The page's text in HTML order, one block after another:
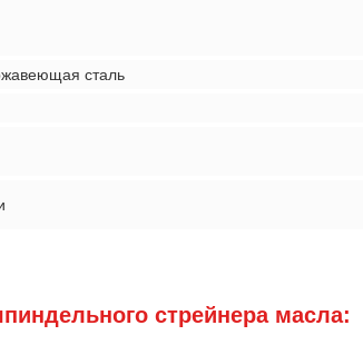
сталь
стрейнера масла: